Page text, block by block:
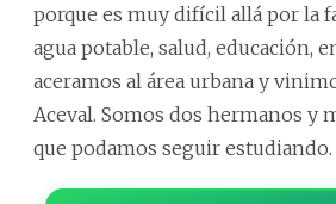
porque es muy difícil allá por la
agua potable, salud, educación,
aceramos al área urbana y
Aceval. Somos dos hermanos y
que podamos seguir estudiando.